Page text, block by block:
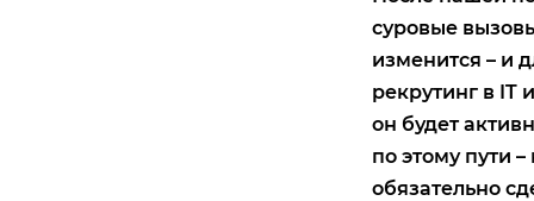
суровые
изменится – и
рекрутинг в IT
он будет
по этому пути
обязательно